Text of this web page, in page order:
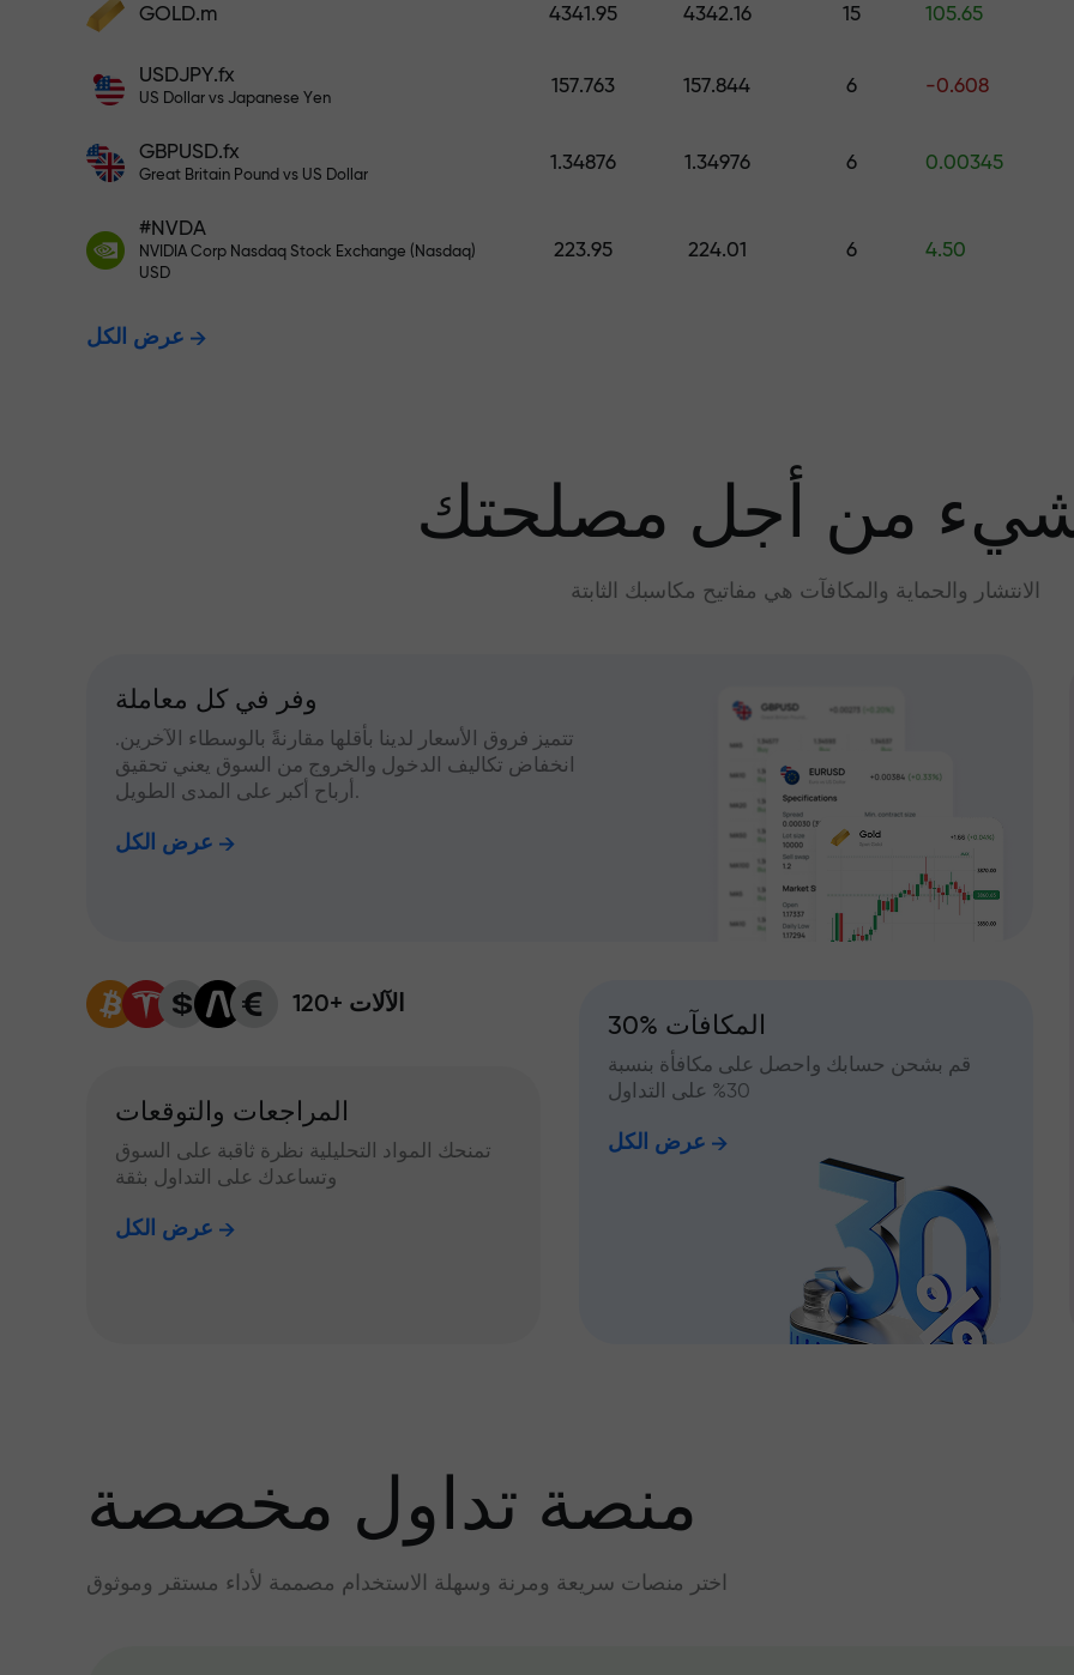
إيداعك بألف مرة. هذا ليس خطأً مطبعياً. كلما
قم بإيداع المبلغ في حسابك باستخدام $333 — اختر هدية تصل قيمتها إلى $1,500
نحن نضمن أرباحك
مكافأة تصل إلى 1000 ضعف - أكبر
GOLD.m 4341.95 4342.16 15 105.65
USDJPY.fx
US Dollar vs Japanese Yen
157.763 157.844 6 -0.608
GBPUSD.fx
Great Britain Pound vs US Dollar
1.34876 1.34976 6 0.00345
#NVDA
NVIDIA Corp Nasdaq Stock Exchange (Nasdaq)
USD
223.95 224.01 6 4.50
عرض الكل
من أجل مصلحتك
الانتشار والحماية والمكافآت هي مفاتيح مكاسبك الثابتة
وفر في كل معاملة
تتميز فروق الأسعار لدينا بأقلها مقارنةً بالوسطاء الآخرين.
انخفاض تكاليف الدخول والخروج من السوق يعني تحقيق
أرباح أكبر على المدى الطويل.
عرض الكل
120+ الآلات
المراجعات والتوقعات
تمنحك المواد التحليلية نظرة ثاقبة على السوق
وتساعدك على التداول بثقة
عرض الكل
30% المكافآت
قم بشحن حسابك واحصل على مكافأة بنسبة
30% على التداول
عرض الكل
منصة تداول مخصصة
اختر منصات سريعة ومرنة وسهلة الاستخدام مصممة لأداء مستقر وموثوق